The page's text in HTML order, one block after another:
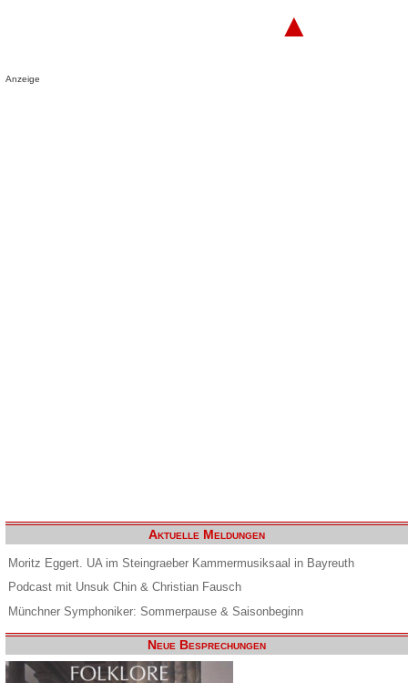
▲
Anzeige
Aktuelle Meldungen
Moritz Eggert. UA im Steingraeber Kammermusiksaal in Bayreuth
Podcast mit Unsuk Chin & Christian Fausch
Münchner Symphoniker: Sommerpause & Saisonbeginn
Neue Besprechungen